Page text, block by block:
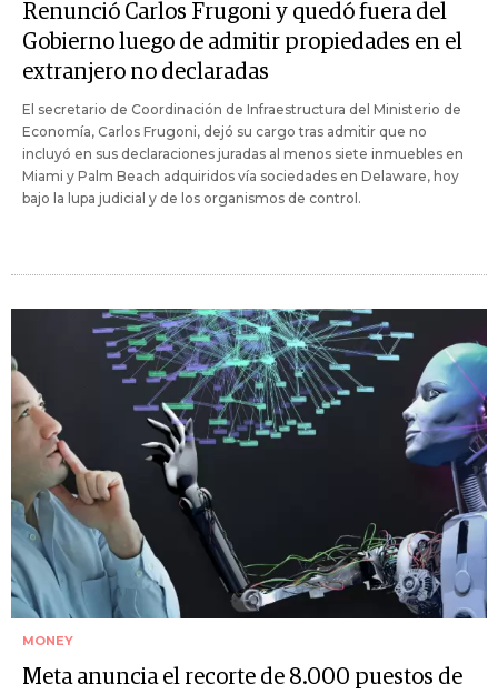
Renunció Carlos Frugoni y quedó fuera del
Gobierno luego de admitir propiedades en el
extranjero no declaradas
El secretario de Coordinación de Infraestructura del Ministerio de
Economía, Carlos Frugoni, dejó su cargo tras admitir que no
incluyó en sus declaraciones juradas al menos siete inmuebles en
Miami y Palm Beach adquiridos vía sociedades en Delaware, hoy
bajo la lupa judicial y de los organismos de control.
MONEY
Meta anuncia el recorte de 8.000 puestos de